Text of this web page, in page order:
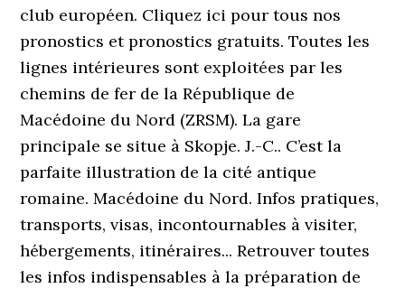
club européen. Cliquez ici pour tous nos
pronostics et pronostics gratuits. Toutes les
lignes intérieures sont exploitées par les
chemins de fer de la République de
Macédoine du Nord (ZRSM). La gare
principale se situe à Skopje. J.-C.. C’est la
parfaite illustration de la cité antique
romaine. Macédoine du Nord. Infos pratiques,
transports, visas, incontournables à visiter,
hébergements, itinéraires... Retrouver toutes
les infos indispensables à la préparation de